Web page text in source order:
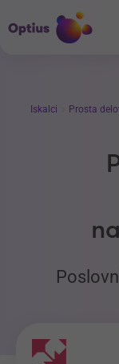
Iskalci Prosta